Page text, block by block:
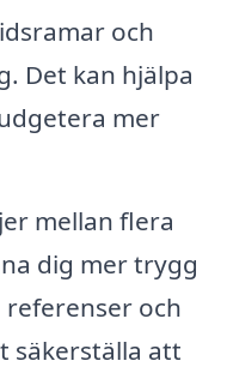
och
Det kan hjälpa
mer
mellan flera
dig mer trygg
referenser och
säkerställa att